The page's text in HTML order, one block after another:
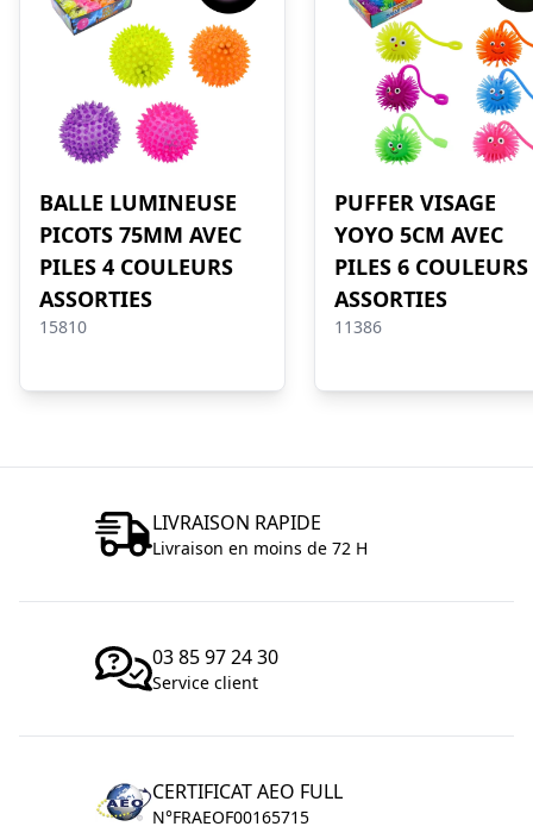
BALLE LUMINEUSE
PICOTS 75MM AVEC
PILES 4 COULEURS
ASSORTIES
15810
PUFFER VISAGE
YOYO 5CM AVEC
PILES 6 COULEURS
ASSORTIES
11386
LIVRAISON RAPIDE
Livraison en moins de 72 H
03 85 97 24 30
Service client
CERTIFICAT AEO FULL
N°FRAEOF00165715